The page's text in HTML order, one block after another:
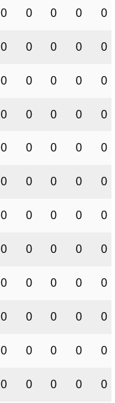
0 0 0 0 0
0 0 0 0 0
0 0 0 0 0
0 0 0 0 0
0 0 0 0 0
0 0 0 0 0
0 0 0 0 0
0 0 0 0 0
0 0 0 0 0
0 0 0 0 0
0 0 0 0 0
0 0 0 0 0